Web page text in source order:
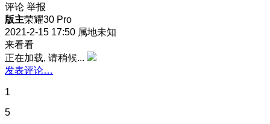
评论 举报
版主荣耀30 Pro
2021-2-15 17:50 属地未知
来看看
正在加载, 请稍候...
发表评论…
1
5